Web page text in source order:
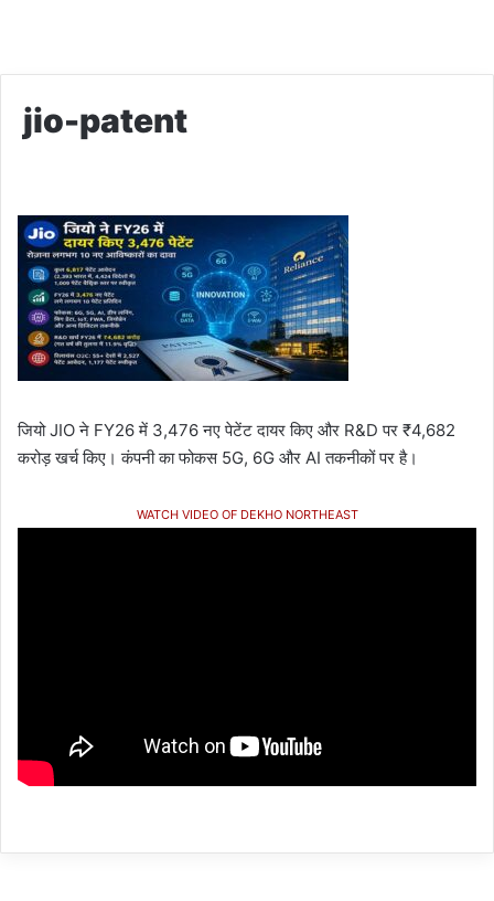
jio-patent
जियो JIO ने FY26 में 3,476 नए पेटेंट दायर किए और R&D पर ₹4,682
करोड़ खर्च किए। कंपनी का फोकस 5G, 6G और AI तकनीकों पर है।
WATCH VIDEO OF DEKHO NORTHEAST